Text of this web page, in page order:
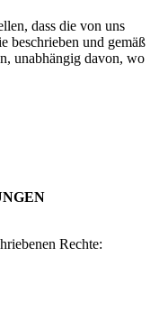
dass die von uns
beschrieben und gemäß
unabhängig davon, wo
Rechte: